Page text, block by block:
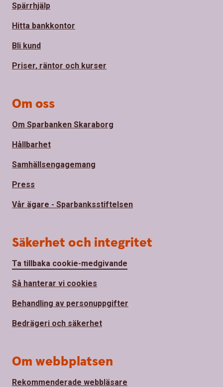
Spärrhjälp
Hitta bankkontor
Bli kund
Priser, räntor och kurser
Om oss
Om Sparbanken Skaraborg
Hållbarhet
Samhällsengagemang
Press
Vår ägare - Sparbanksstiftelsen
Säkerhet och integritet
Ta tillbaka cookie-medgivande
Så hanterar vi cookies
Behandling av personuppgifter
Bedrägeri och säkerhet
Om webbplatsen
Rekommenderade webbläsare